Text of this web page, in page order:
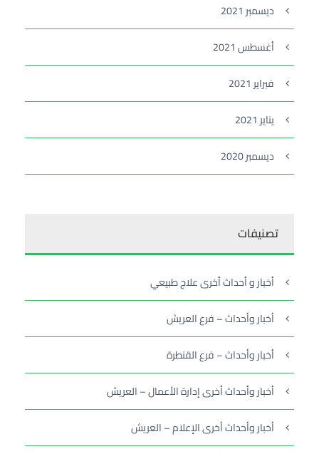
ديسمبر 2021
أغسطس 2021
فبراير 2021
يناير 2021
ديسمبر 2020
تصنيفات
أخبار و أحداث أخرى علاج طبيعي
أخبار وأحداث – فرع العريش
أخبار وأحداث – فرع القنطرة
أخبار وأحداث أخرى إدارة الأعمال – العريش
أخبار وأحداث أخرى الإعلام – العريش